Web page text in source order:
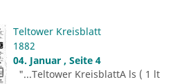
Teltower Kreisblatt
1882
04. Januar , Seite 4
"...Teltower KreisblattA ls ( 1 lt